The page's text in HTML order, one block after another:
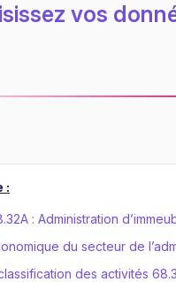
vos
:
: Administration
du secteur de
des activités